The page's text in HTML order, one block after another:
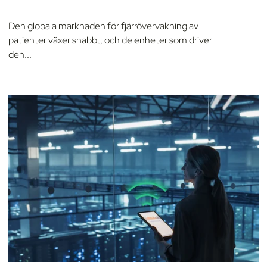
Den globala marknaden för fjärrövervakning av
patienter växer snabbt, och de enheter som driver
den...